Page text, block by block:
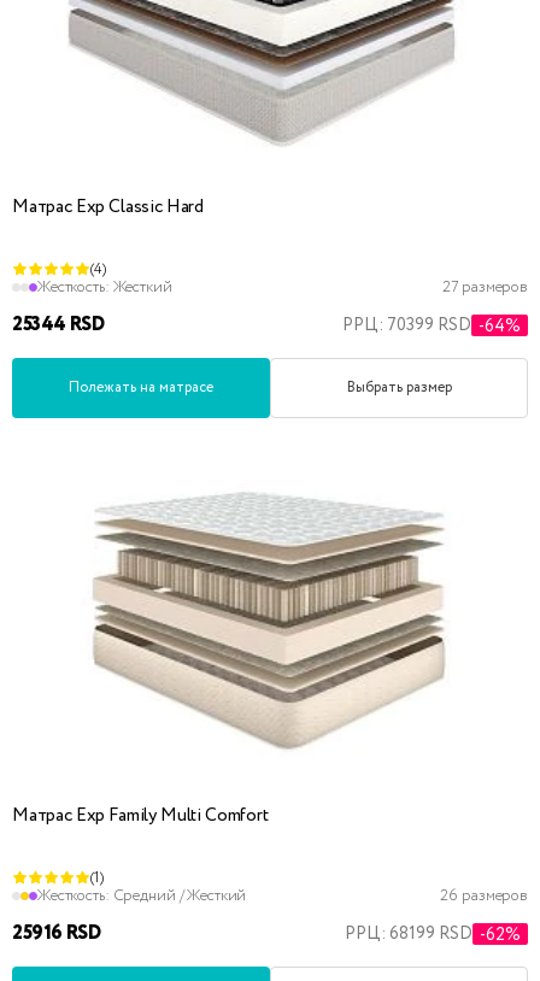
Матрас Exp Classic Hard
(4)
Жесткость: Жесткий 27 размеров
25344 RSD РРЦ: 70399 RSD -64%
Полежать на матрасе Выбрать размер
Матрас Exp Family Multi Comfort
(1)
Жесткость: Средний / Жесткий 26 размеров
25916 RSD РРЦ: 68199 RSD -62%